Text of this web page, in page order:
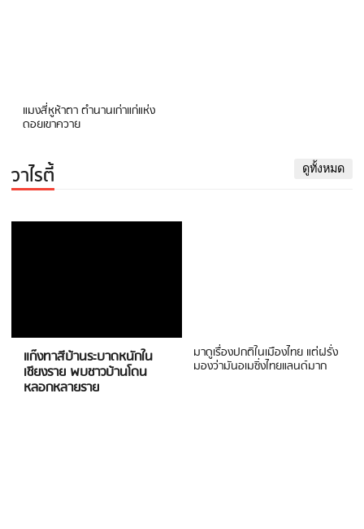
แมงสี่หูห้าตา ตำนานเก่าแก่แห่ง
ดอยเขาควาย
วาไรตี้ ดูทั้งหมด
แก๊งทาสีบ้านระบาดหนักใน
เชียงราย พบชาวบ้านโดน
หลอกหลายราย
มาดูเรื่องปกติในเมืองไทย แต่ฝรั่ง
มองว่ามันอเมซิ่งไทยแลนด์มาก